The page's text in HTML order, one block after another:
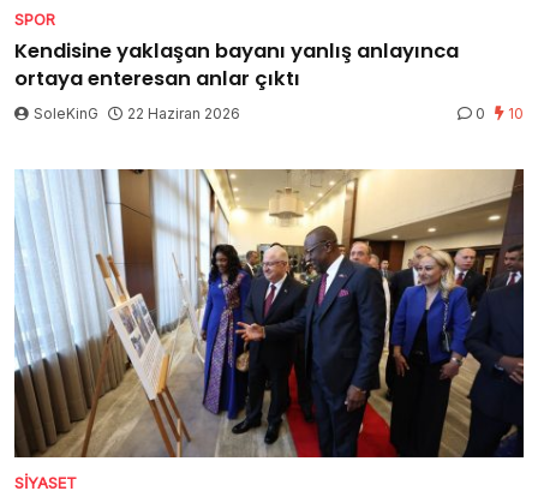
SPOR
Kendisine yaklaşan bayanı yanlış anlayınca
ortaya enteresan anlar çıktı
SoleKinG 22 Haziran 2026 0 10
SIYASET